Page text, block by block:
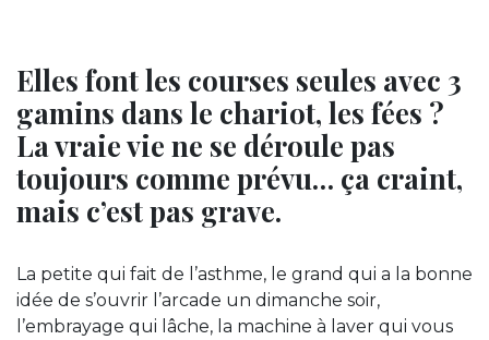
Elles font les courses seules avec 3
gamins dans le chariot, les fées ?
La vraie vie ne se déroule pas
toujours comme prévu… ça craint,
mais c’est pas grave.
La petite qui fait de l’asthme, le grand qui a la bonne
idée de s’ouvrir l’arcade un dimanche soir,
l’embrayage qui lâche, la machine à laver qui vous